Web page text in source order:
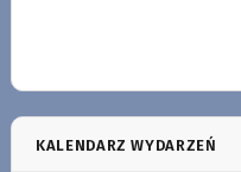
KALENDARZ WYDARZEŃ